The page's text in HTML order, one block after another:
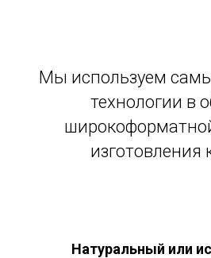
Мы используем
технологии в
изготовления
Натуральный или